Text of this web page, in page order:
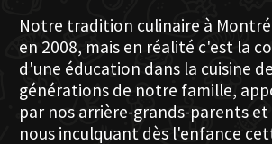
Notre tradition culinaire à
en 2008, mais en réalité c'est la
d'une éducation dans la cuisine
générations de notre famille,
par nos arrière-grands-parents
nous inculquant dès l'enfance